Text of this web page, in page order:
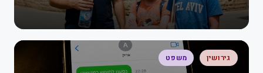
גירושין משפט